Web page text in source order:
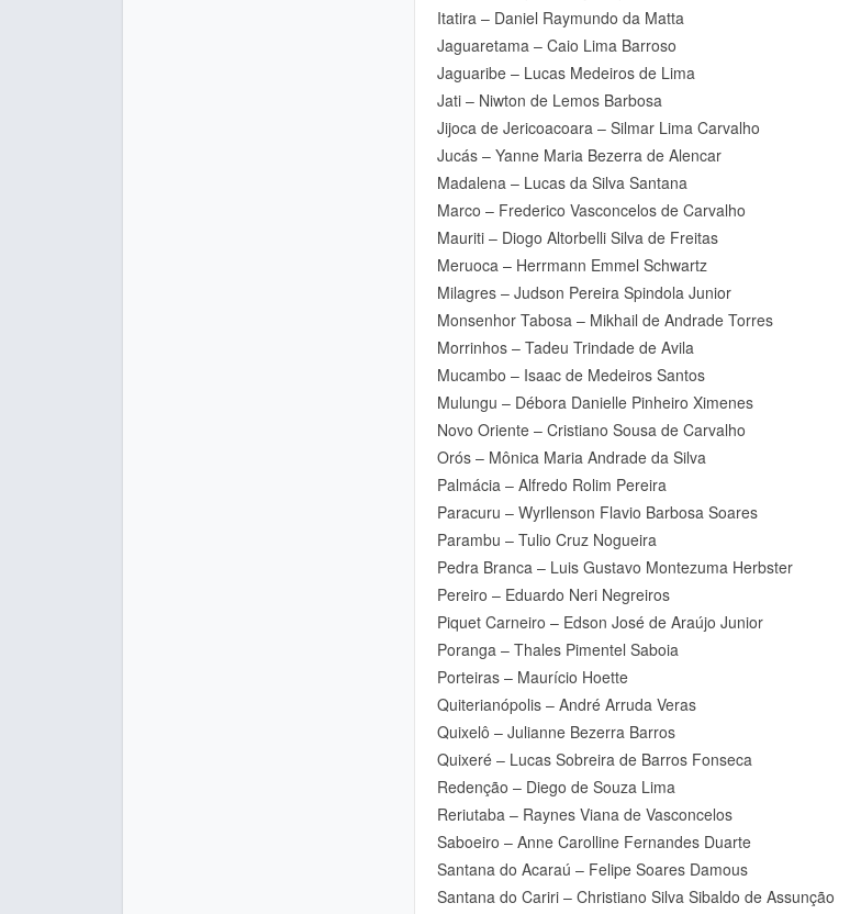
Itatira – Daniel Raymundo da Matta
Jaguaretama – Caio Lima Barroso
Jaguaribe – Lucas Medeiros de Lima
Jati – Niwton de Lemos Barbosa
Jijoca de Jericoacoara – Silmar Lima Carvalho
Jucás – Yanne Maria Bezerra de Alencar
Madalena – Lucas da Silva Santana
Marco – Frederico Vasconcelos de Carvalho
Mauriti – Diogo Altorbelli Silva de Freitas
Meruoca – Herrmann Emmel Schwartz
Milagres – Judson Pereira Spindola Junior
Monsenhor Tabosa – Mikhail de Andrade Torres
Morrinhos – Tadeu Trindade de Avila
Mucambo – Isaac de Medeiros Santos
Mulungu – Débora Danielle Pinheiro Ximenes
Novo Oriente – Cristiano Sousa de Carvalho
Orós – Mônica Maria Andrade da Silva
Palmácia – Alfredo Rolim Pereira
Paracuru – Wyrllenson Flavio Barbosa Soares
Parambu – Tulio Cruz Nogueira
Pedra Branca – Luis Gustavo Montezuma Herbster
Pereiro – Eduardo Neri Negreiros
Piquet Carneiro – Edson José de Araújo Junior
Poranga – Thales Pimentel Saboia
Porteiras – Maurício Hoette
Quiterianópolis – André Arruda Veras
Quixelô – Julianne Bezerra Barros
Quixeré – Lucas Sobreira de Barros Fonseca
Redenção – Diego de Souza Lima
Reriutaba – Raynes Viana de Vasconcelos
Saboeiro – Anne Carolline Fernandes Duarte
Santana do Acaraú – Felipe Soares Damous
Santana do Cariri – Christiano Silva Sibaldo de Assunção